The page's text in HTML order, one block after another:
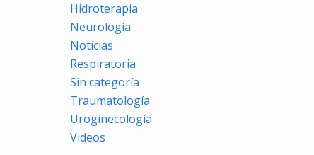
Hidroterapia
Neurología
Noticias
Respiratoria
Sin categoría
Traumatología
Uroginecología
Videos